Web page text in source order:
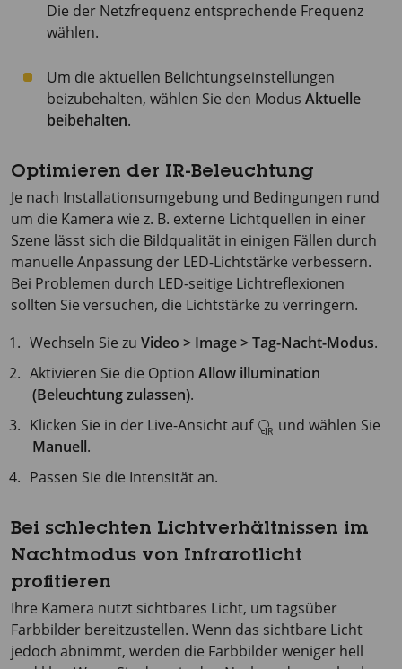
Die der Netzfrequenz entsprechende Frequenz
wählen.
Um die aktuellen Belichtungseinstellungen
beizubehalten, wählen Sie den Modus Aktuelle
beibehalten.
Optimieren der IR-Beleuchtung
Je nach Installationsumgebung und Bedingungen rund
um die Kamera wie z. B. externe Lichtquellen in einer
Szene lässt sich die Bildqualität in einigen Fällen durch
manuelle Anpassung der LED-Lichtstärke verbessern.
Bei Problemen durch LED-seitige Lichtreflexionen
sollten Sie versuchen, die Lichtstärke zu verringern.
Wechseln Sie zuVideo > Image > Tag-Nacht-Modus.
Aktivieren Sie die OptionAllow illumination
(Beleuchtung zulassen).
Klicken Sie in der Live-Ansicht auf
und wählen Sie
Manuell.
Passen Sie die Intensität an.
Bei schlechten Lichtverhältnissen im
Nachtmodus von Infrarotlicht
profitieren
Ihre Kamera nutzt sichtbares Licht, um tagsüber
Farbbilder bereitzustellen. Wenn das sichtbare Licht
jedoch abnimmt, werden die Farbbilder weniger hell